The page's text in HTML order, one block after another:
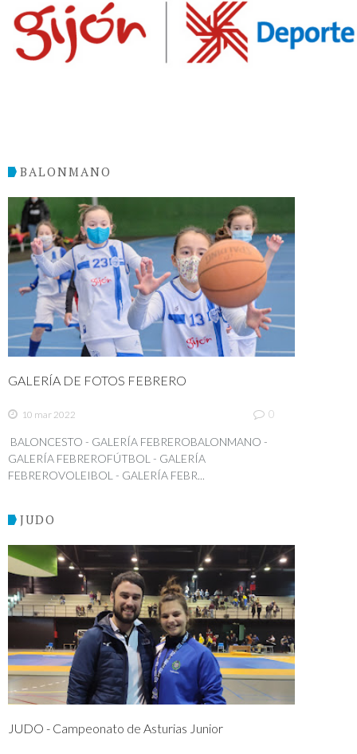
BALONMANO
GALERÍA DE FOTOS FEBRERO
10 mar 2022 0
BALONCESTO - GALERÍA FEBREROBALONMANO -
GALERÍA FEBREROFÚTBOL - GALERÍA
FEBREROVOLEIBOL - GALERÍA FEBR...
JUDO
JUDO - Campeonato de Asturias Junior